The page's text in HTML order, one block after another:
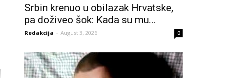
Srbin krenuo u obilazak Hrvatske,
pa doživeo šok: Kada su mu...
Redakcija - August 3, 2026 0